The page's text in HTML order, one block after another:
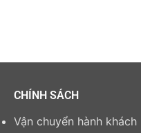
CHÍNH SÁCH
Vận chuyển hành khách